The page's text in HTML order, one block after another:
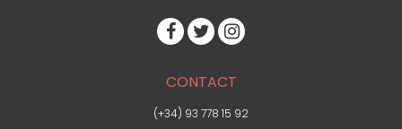
CONTACT
(+34) 93 778 15 92